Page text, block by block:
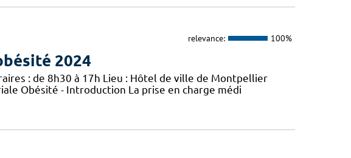
relevance: 100%
2024
: de 8h30 à 17h Lieu : Hôtel de ville de Montpellier
Obésité - Introduction La prise en charge médi